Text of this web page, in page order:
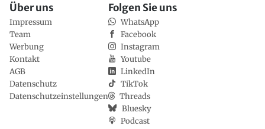
Über uns
Impressum
Team
Werbung
Kontakt
AGB
Datenschutz
Datenschutzeinstellungen
Folgen Sie uns
WhatsApp
Facebook
Instagram
Youtube
LinkedIn
TikTok
Threads
Bluesky
Podcast